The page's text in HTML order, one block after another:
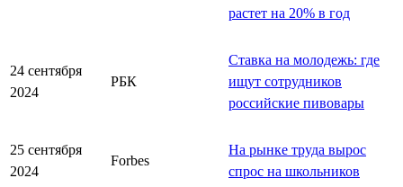
растет на 20% в год
24 сентября
2024
РБК
Ставка на молодежь: где
ищут сотрудников
российские пивовары
25 сентября
2024
Forbes
На рынке труда вырос
спрос на школьников